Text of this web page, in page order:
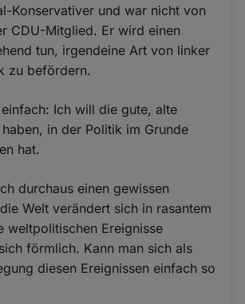
Konservativer und war nicht von
CDU-Mitglied. Er wird einen
tun, irgendeine Art von linker
zu befördern.
Ich will die gute, alte
in der Politik im Grunde
hat.
durchaus einen gewissen
Welt verändert sich in rasantem
weltpolitischen Ereignisse
förmlich. Kann man sich als
diesen Ereignissen einfach so